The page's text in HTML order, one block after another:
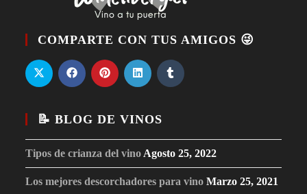
COMPARTE CON TUS AMIGOS 😜
📝 BLOG DE VINOS
Tipos de crianza del vino Agosto 25, 2022
Los mejores descorchadores para vino Marzo 25, 2021